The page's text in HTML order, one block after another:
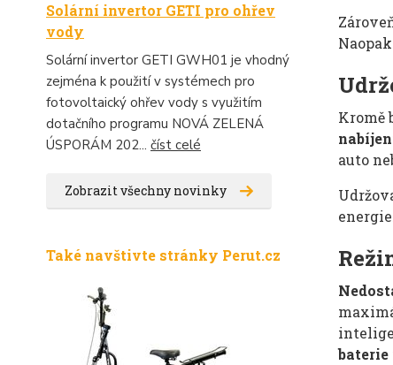
Solární invertor GETI pro ohřev
vody
Solární invertor GETI GWH01 je vhodný
zejména k použití v systémech pro
fotovoltaický ohřev vody s využitím
dotačního programu NOVÁ ZELENÁ
ÚSPORÁM 202... číst celé
Zobrazit všechny novinky
Také navštivte stránky Perut.cz
Naopak
Kromě
auto